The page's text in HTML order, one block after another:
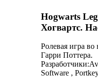
Hogwarts
Хогвартс.
Ролевая игра во
Гарри Поттера.
Разработчики:
Software ,